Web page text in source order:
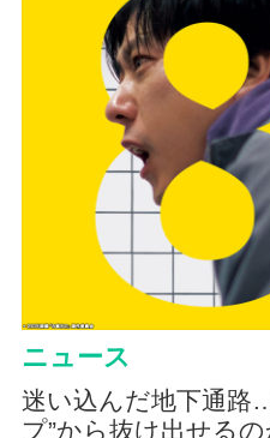
ニュース
迷い込んだ地下通路
プ”から抜け出せる